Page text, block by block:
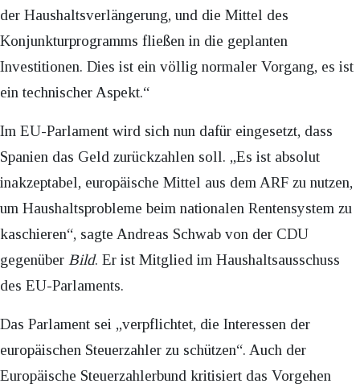
der Haushaltsverlängerung, und die Mittel des
Konjunkturprogramms fließen in die geplanten
Investitionen. Dies ist ein völlig normaler Vorgang, es ist
ein technischer Aspekt.“
Im EU-Parlament wird sich nun dafür eingesetzt, dass
Spanien das Geld zurückzahlen soll. „Es ist absolut
inakzeptabel, europäische Mittel aus dem ARF zu nutzen,
um Haushaltsprobleme beim nationalen Rentensystem zu
kaschieren“, sagte Andreas Schwab von der CDU
gegenüber Bild. Er ist Mitglied im Haushaltsausschuss
des EU-Parlaments.
Das Parlament sei „verpflichtet, die Interessen der
europäischen Steuerzahler zu schützen“. Auch der
Europäische Steuerzahlerbund kritisiert das Vorgehen